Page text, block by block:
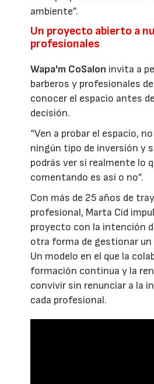
ambiente”.
Un proyecto abierto a
profesionales
Wapa'm CoSalon invita a
barberos y profesionales
conocer el espacio antes
decisión.
“Ven a probar el espacio,
ningún tipo de inversión y
podrás ver si realmente lo
comentando es así o no”.
Con más de 25 años de
profesional, Marta Cid
proyecto con la intención
otra forma de gestionar un
Un modelo en el que la
formación continua y la
convivir sin renunciar a la
cada profesional.